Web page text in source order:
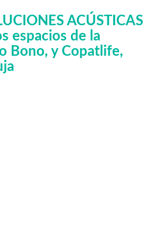
ACÚSTICAS
espacios de la
Bono, y Copatlife,